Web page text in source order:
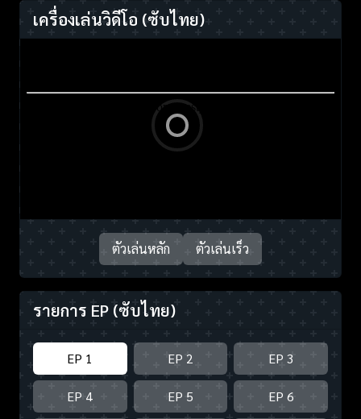
เครื่องเล่นวิดีโอ (ซับไทย)
ตัวเล่นหลัก ตัวเล่นเร็ว
รายการ EP (ซับไทย)
EP 1 EP 2 EP 3
EP 4 EP 5 EP 6